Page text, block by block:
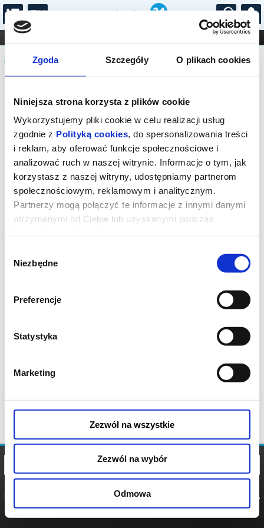
Zgoda Szczegóły O plikach cookies
Niniejsza strona korzysta z plików cookie
Wykorzystujemy pliki cookie w celu realizacji usług
zgodnie z Polityką cookies, do spersonalizowania treści
i reklam, aby oferować funkcje społecznościowe i
analizować ruch w naszej witrynie. Informacje o tym, jak
korzystasz z naszej witryny, udostępniamy partnerom
społecznościowym, reklamowym i analitycznym.
Partnerzy mogą połączyć te informacje z innymi danymi
otrzymanymi od Ciebie lub uzyskanymi podczas
zgody
Niezbędne
Preferencje
Statystyka
Marketing
Zezwól na wszystkie
Zezwól na wybór
Odmowa
...
FILHARMONIA OPERA I BALET
STAND-UP
DLA DZIECI
Komunikat
Sprzedaż biletów on-line na wydarzenie
została zakończona.
POLITYKA
POLITYKA